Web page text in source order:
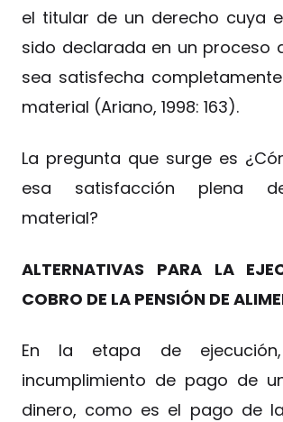
el titular de un derecho cuya
sido declarada en un proceso
sea satisfecha
material (Ariano, 1998: 163).
La pregunta que surge es
esa satisfacción plena
material?
ALTERNATIVAS PARA LA
COBRO DE LA PENSIÓN DE
En la etapa de
incumplimiento de pago de
dinero, como es el pago de